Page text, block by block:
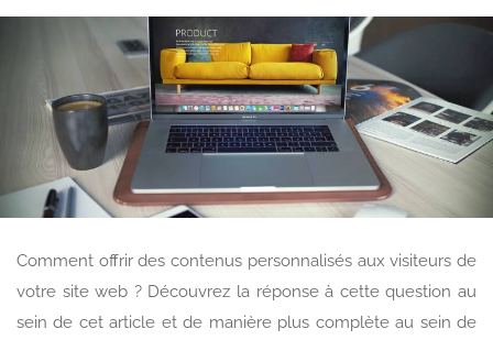
Comment offrir des contenus personnalisés aux visiteurs de
votre site web ? Découvrez la réponse à cette question au
sein de cet article et de manière plus complète au sein de